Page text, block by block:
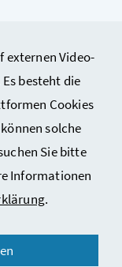
externen Video-
besteht die
Cookies
solche
Sie bitte
Informationen
.
Gesundheit,